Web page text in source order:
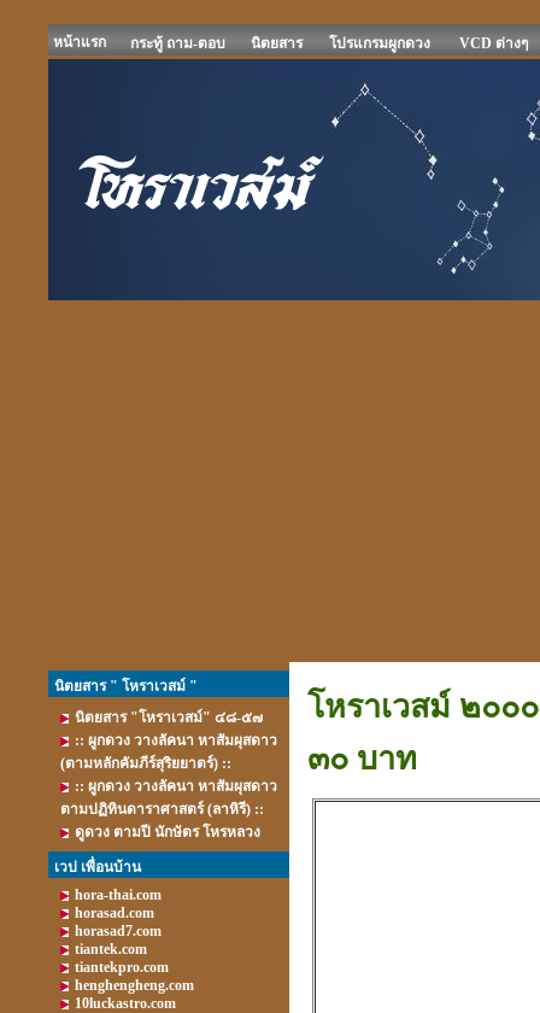
หน้าแรก กระทู้ ถาม-ตอบ นิตยสาร โปรแกรมผูกดวง VCD ต่างๆ
นิตยสาร " โหราเวสม์ "
นิตยสาร "โหราเวสม์" ๔๘-๕๗
:: ผูกดวง วางลัคนา หาสัมผุสดาว
(ตามหลักคัมภีร์สุริยยาตร์) ::
:: ผูกดวง วางลัคนา หาสัมผุสดาว
ตามปฏิทินดาราศาสตร์ (ลาหิรี) ::
ดูดวง ตามปี นักษัตร โหรหลวง
เวป เพื่อนบ้าน
hora-thai.com
horasad.com
horasad7.com
tiantek.com
tiantekpro.com
henghengheng.com
10luckastro.com
โหราเวสม์ ๒๐
๓๐ บาท